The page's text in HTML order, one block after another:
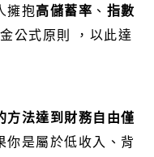
擁抱高儲蓄率 、 指數
公式原則
，以此達
方法達到財務自由僅
你是屬於低收入、背